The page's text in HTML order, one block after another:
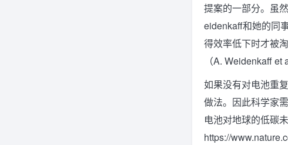
提案的一部分。虽
eidenkaff和她的同
得效率低下时才被
（A. Weidenkaff
如果没有对电池重
做法。因此科学家
电池对地球的低碳
https://